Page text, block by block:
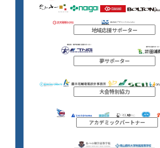
地域応援サポーター
夢サポーター
大会特別協力
アカデミックパートナー